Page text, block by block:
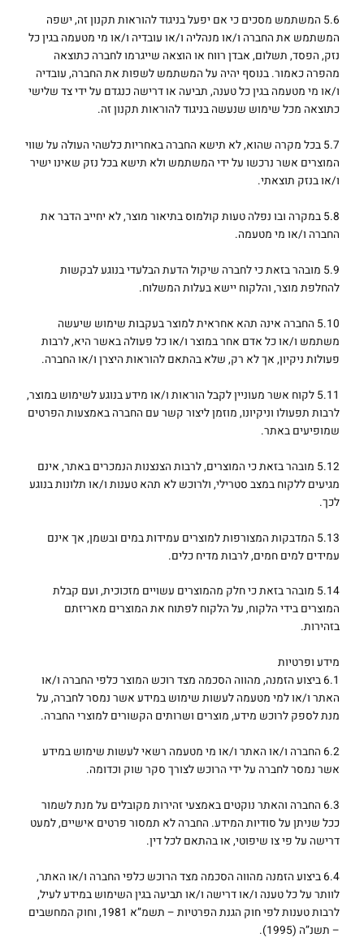
5.6 המשתמש מסכים כי אם יפעל בניגוד להוראות תקנון זה, ישפה
המשתמש את החברה ו/או מנהליה ו/או עובדיה ו/או מי מטעמה בגין כל
נזק, הפסד, תשלום, אבדן רווח או הוצאה שייגרמו לחברה כתוצאה
מהפרה כאמור. בנוסף יהיה על המשתמש לשפות את החברה, עובדיה
ו/או מי מטעמה בגין כל טענה, תביעה או דרישה כנגדם על ידי צד שלישי
כתוצאה מכל שימוש שנעשה בניגוד להוראות תקנון זה.
5.7 בכל מקרה שהוא, לא תישא החברה באחריות כלשהי העולה על שווי
המוצרים אשר נרכשו על ידי המשתמש ולא תישא בכל נזק שאינו ישיר
ו/או בנזק תוצאתי.
5.8 במקרה ובו נפלה טעות קולמוס בתיאור מוצר, לא יחייב הדבר את
החברה ו/או מי מטעמה.
5.9 מובהר בזאת כי לחברה שיקול הדעת הבלעדי בנוגע לבקשות
להחלפת מוצר, והלקוח יישא בעלות המשלוח.
5.10 החברה אינה תהא אחראית למוצר בעקבות שימוש שיעשה
משתמש ו/או כל אדם אחר במוצר ו/או כל פעולה באשר היא, לרבות
פעולות ניקיון, אך לא רק, שלא בהתאם להוראות היצרן ו/או החברה.
5.11 לקוח אשר מעוניין לקבל הוראות ו/או מידע בנוגע לשימוש במוצר,
לרבות תפעולו וניקיונו, מוזמן ליצור קשר עם החברה באמצעות הפרטים
שמופיעים באתר.
5.12 מובהר בזאת כי המוצרים, לרבות הצנצנות הנמכרים באתר, אינם
מגיעים ללקוח במצב סטרילי, ולרוכש לא תהא טענות ו/או תלונות בנוגע
לכך.
5.13 המדבקות המצורפות למוצרים עמידות במים ובשמן, אך אינם
עמידים למים חמים, לרבות מדיח כלים.
5.14 מובהר בזאת כי חלק מהמוצרים עשויים מזכוכית, ועם קבלת
המוצרים בידי הלקוח, על הלקוח לפתוח את המוצרים מאריזתם
בזהירות.
מידע ופרטיות
6.1 ביצוע הזמנה, מהווה הסכמה מצד רוכש המוצר כלפי החברה ו/או
האתר ו/או למי מטעמה לעשות שימוש במידע אשר נמסר לחברה, על
מנת לספק לרוכש מידע, מוצרים ושרותים הקשורים למוצרי החברה.
6.2 החברה ו/או האתר ו/או מי מטעמה רשאי לעשות שימוש במידע
אשר נמסר לחברה על ידי הרוכש לצורך סקר שוק וכדומה.
6.3 החברה והאתר נוקטים באמצעי זהירות מקובלים על מנת לשמור
ככל שניתן על סודיות המידע. החברה לא תמסור פרטים אישיים, למעט
דרישה על פי צו שיפוטי, או בהתאם לכל דין.
6.4 ביצוע הזמנה מהווה הסכמה מצד הרוכש כלפי החברה ו/או האתר,
לוותר על כל טענה ו/או דרישה ו/או תביעה בגין השימוש במידע לעיל,
לרבות טענות לפי חוק הגנת הפרטיות – תשמ”א 1981, וחוק המחשבים
– תשנ”ה (1995).